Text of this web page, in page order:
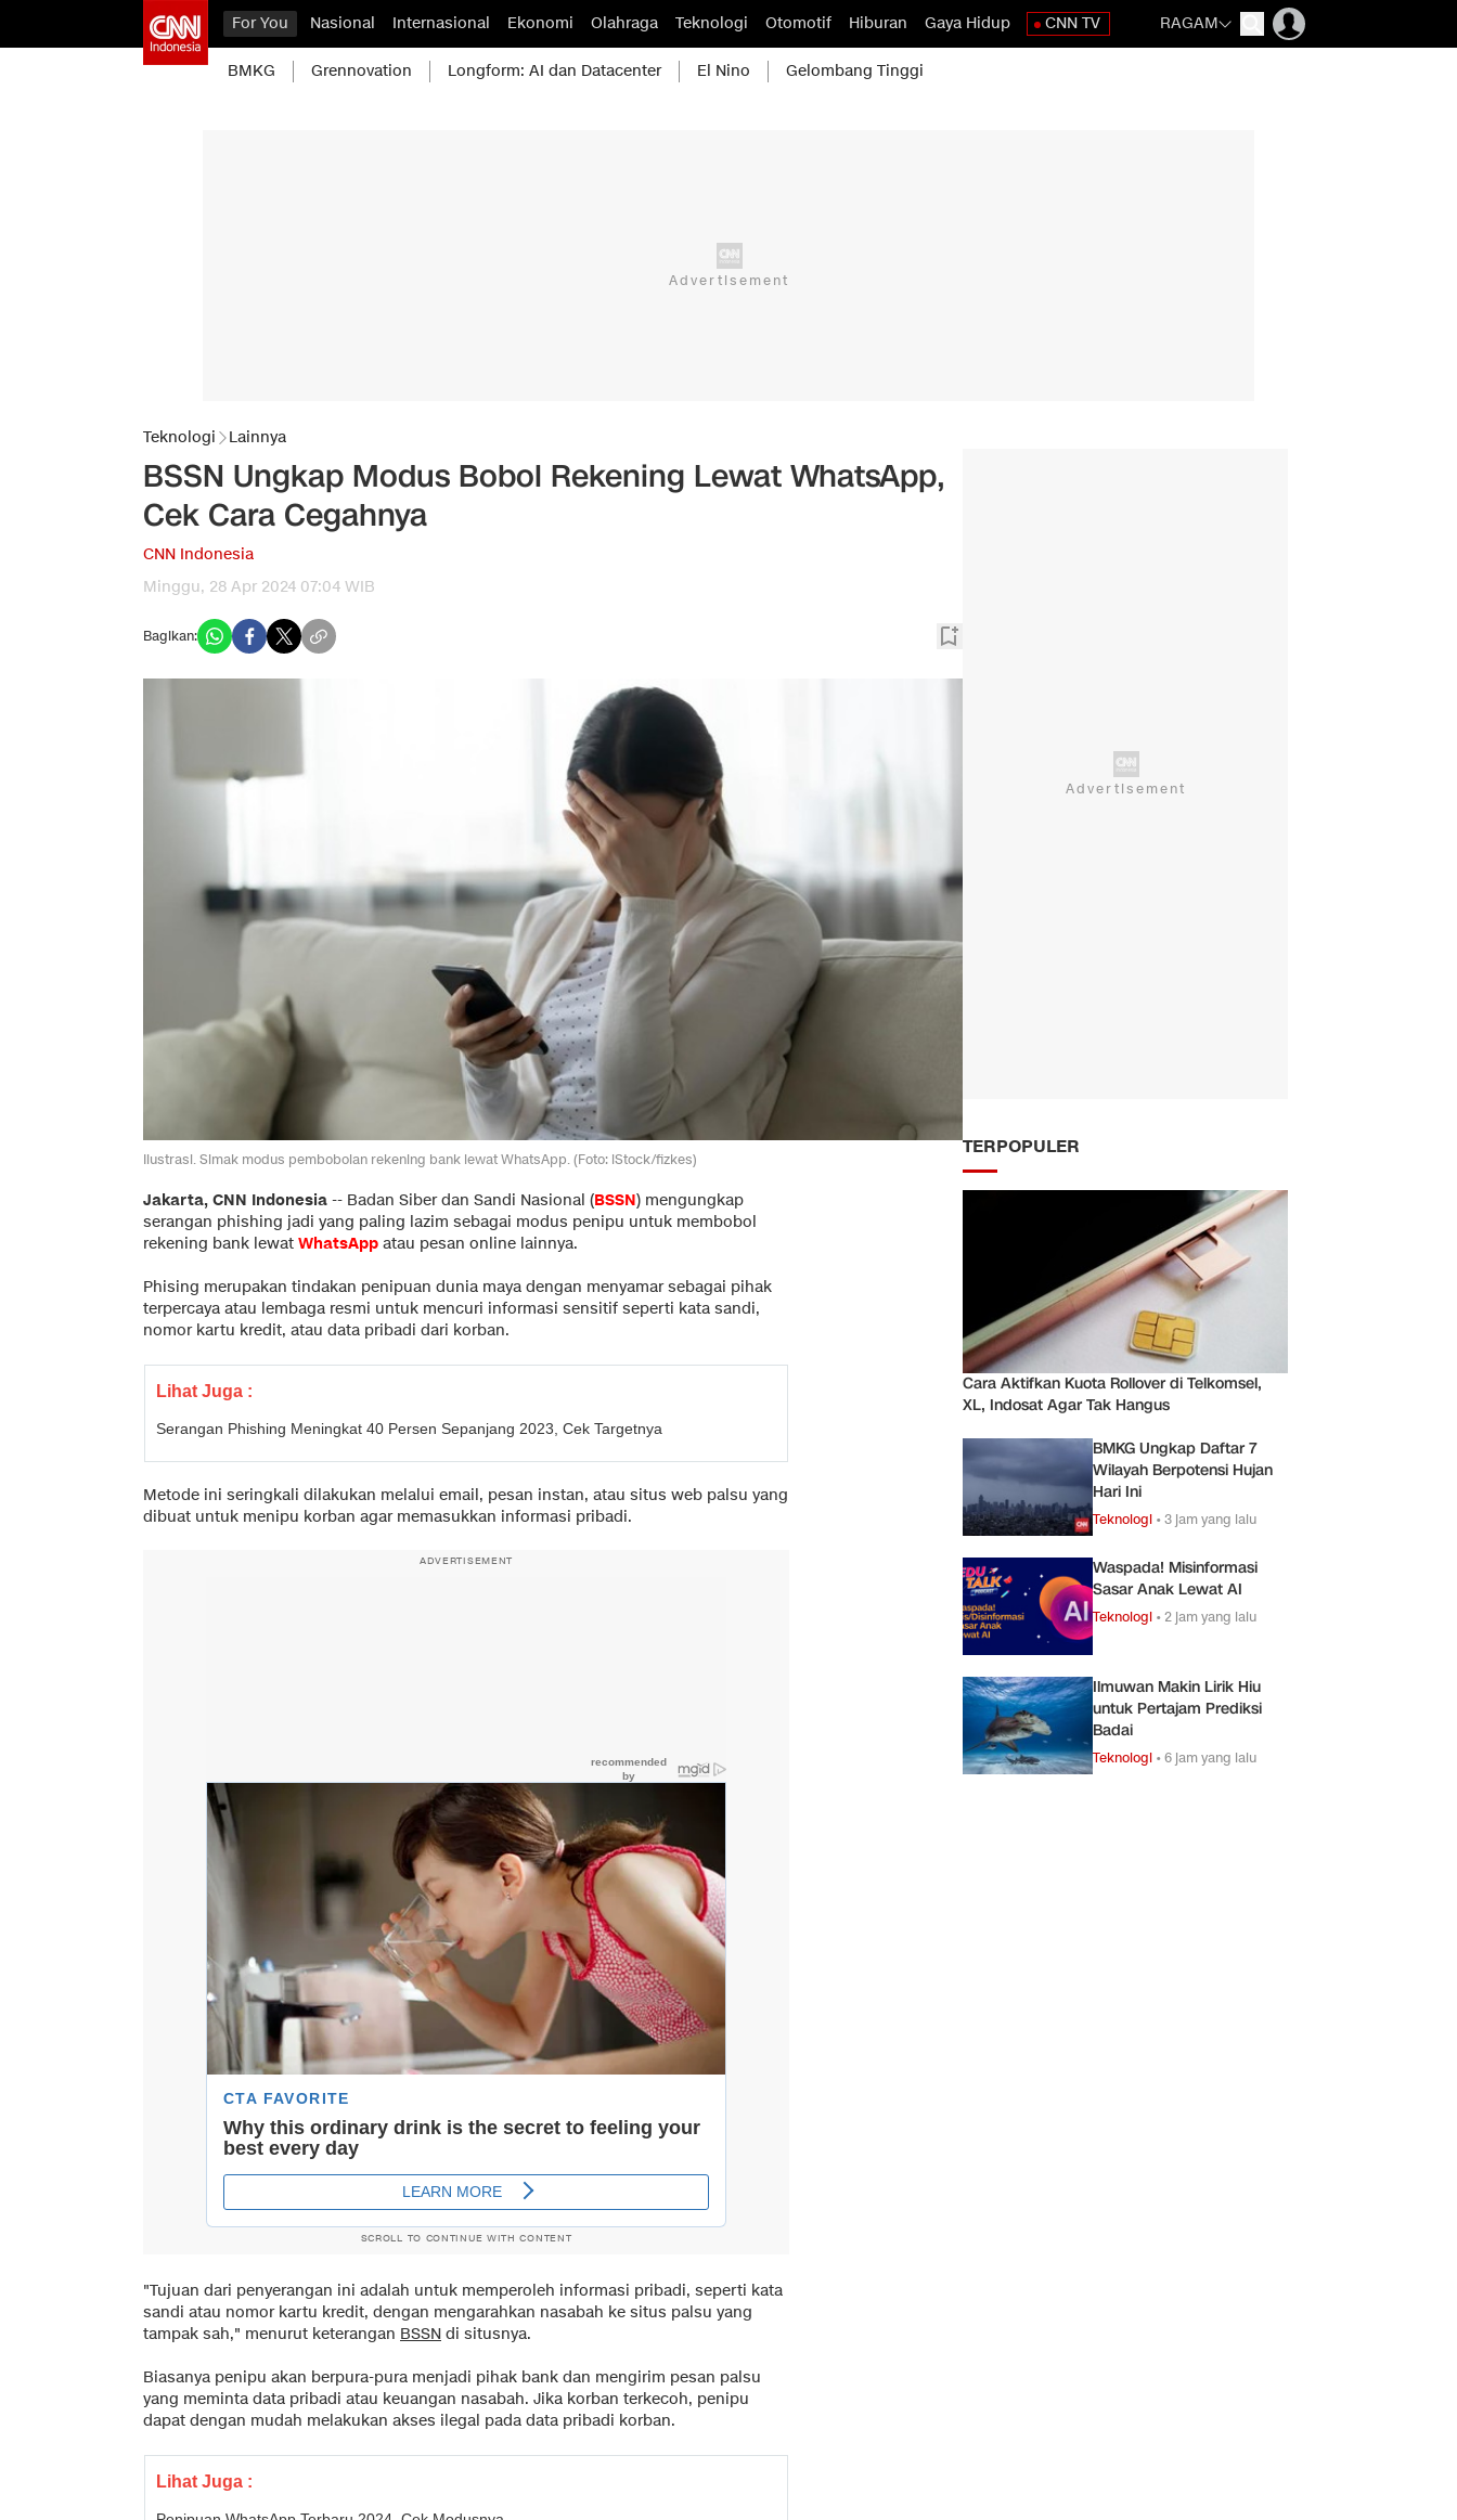
For You Nasional Internasional Ekonomi Olahraga Teknologi Otomotif Hiburan Gaya Hidup CNN TV RAGAM
BMKG Grennovation Longform: AI dan Datacenter El Nino Gelombang Tinggi
Teknologi Lainnya
BSSN Ungkap Modus Bobol Rekening Lewat WhatsApp,
Cek Cara Cegahnya
CNN Indonesia
Minggu, 28 Apr 2024 07:04 WIB
Bagikan:
Ilustrasi. Simak modus pembobolan rekening bank lewat WhatsApp. (Foto: iStock/fizkes)
Jakarta, CNN Indonesia -- Badan Siber dan Sandi Nasional (BSSN) mengungkap
serangan phishing jadi yang paling lazim sebagai modus penipu untuk membobol
rekening bank lewat WhatsApp atau pesan online lainnya.
Phising merupakan tindakan penipuan dunia maya dengan menyamar sebagai pihak
terpercaya atau lembaga resmi untuk mencuri informasi sensitif seperti kata sandi,
nomor kartu kredit, atau data pribadi dari korban.
Lihat Juga :
Serangan Phishing Meningkat 40 Persen Sepanjang 2023, Cek Targetnya
Metode ini seringkali dilakukan melalui email, pesan instan, atau situs web palsu yang
dibuat untuk menipu korban agar memasukkan informasi pribadi.
ADVERTISEMENT
SCROLL TO CONTINUE WITH CONTENT
"Tujuan dari penyerangan ini adalah untuk memperoleh informasi pribadi, seperti kata
sandi atau nomor kartu kredit, dengan mengarahkan nasabah ke situs palsu yang
tampak sah," menurut keterangan BSSN di situsnya.
Biasanya penipu akan berpura-pura menjadi pihak bank dan mengirim pesan palsu
yang meminta data pribadi atau keuangan nasabah. Jika korban terkecoh, penipu
dapat dengan mudah melakukan akses ilegal pada data pribadi korban.
Lihat Juga :
TERPOPULER
Cara Aktifkan Kuota Rollover di Telkomsel,
XL, Indosat Agar Tak Hangus
BMKG Ungkap Daftar 7
Wilayah Berpotensi Hujan
Hari Ini
Teknologi •3 jam yang lalu
Waspada! Misinformasi
Sasar Anak Lewat AI
Teknologi •2 jam yang lalu
Ilmuwan Makin Lirik Hiu
untuk Pertajam Prediksi
Badai
Teknologi •6 jam yang lalu